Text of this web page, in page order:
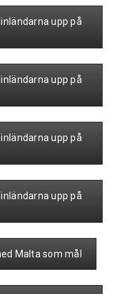
upp på
upp på
upp på
upp på
Malta som mål